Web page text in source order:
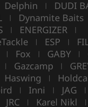
Delphin | DUDI
| Dynamite Baits
| ENERGIZER |
| ESP |
| Fox | GABY |
| Gazcamp |
Haswing |
| Inni | JAG |
JRC | Karel Nikl |